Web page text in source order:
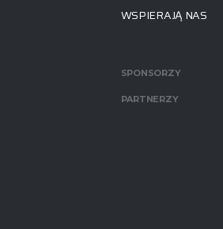
WSPIERAJĄ NAS
SPONSORZY
PARTNERZY